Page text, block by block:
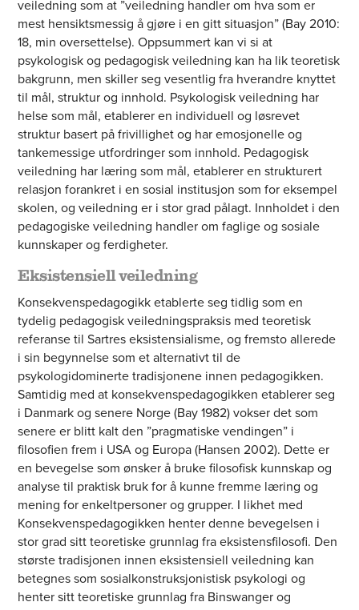
veiledning som at ”veiledning handler om hva som er
mest hensiktsmessig å gjøre i en gitt situasjon” (Bay 2010:
18, min oversettelse). Oppsummert kan vi si at
psykologisk og pedagogisk veiledning kan ha lik teoretisk
bakgrunn, men skiller seg vesentlig fra hverandre knyttet
til mål, struktur og innhold. Psykologisk veiledning har
helse som mål, etablerer en individuell og løsrevet
struktur basert på frivillighet og har emosjonelle og
tankemessige utfordringer som innhold. Pedagogisk
veiledning har læring som mål, etablerer en strukturert
relasjon forankret i en sosial institusjon som for eksempel
skolen, og veiledning er i stor grad pålagt. Innholdet i den
pedagogiske veiledning handler om faglige og sosiale
kunnskaper og ferdigheter.
Eksistensiell veiledning
Konsekvenspedagogikk etablerte seg tidlig som en
tydelig pedagogisk veiledningspraksis med teoretisk
referanse til Sartres eksistensialisme, og fremsto allerede
i sin begynnelse som et alternativt til de
psykologidominerte tradisjonene innen pedagogikken.
Samtidig med at konsekvenspedagogikken etablerer seg
i Danmark og senere Norge (Bay 1982) vokser det som
senere er blitt kalt den ”pragmatiske vendingen” i
filosofien frem i USA og Europa (Hansen 2002). Dette er
en bevegelse som ønsker å bruke filosofisk kunnskap og
analyse til praktisk bruk for å kunne fremme læring og
mening for enkeltpersoner og grupper. I likhet med
Konsekvenspedagogikken henter denne bevegelsen i
stor grad sitt teoretiske grunnlag fra eksistensfilosofi. Den
største tradisjonen innen eksistensiell veiledning kan
betegnes som sosialkonstruksjonistisk psykologi og
henter sitt teoretiske grunnlag fra Binswanger og